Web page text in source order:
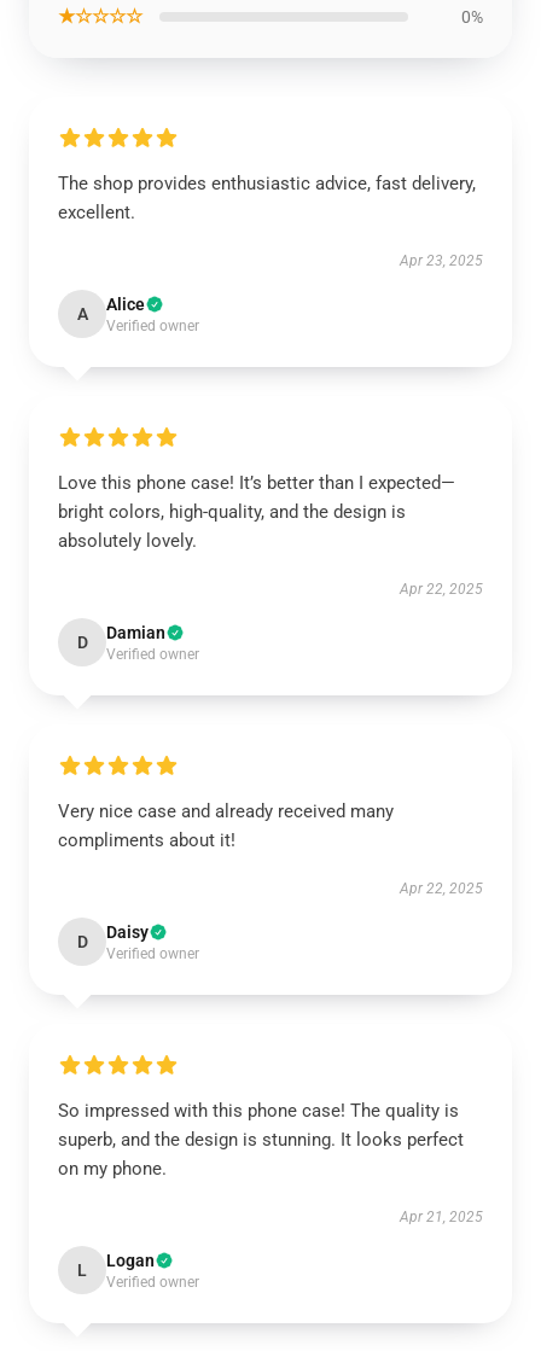
★☆☆☆☆ 0%
The shop provides enthusiastic advice, fast delivery,
excellent.
Apr 23, 2025
A Alice
Verified owner
Love this phone case! It’s better than I expected—
bright colors, high-quality, and the design is
absolutely lovely.
Apr 22, 2025
D Damian
Verified owner
Very nice case and already received many
compliments about it!
Apr 22, 2025
D Daisy
Verified owner
So impressed with this phone case! The quality is
superb, and the design is stunning. It looks perfect
on my phone.
Apr 21, 2025
L Logan
Verified owner